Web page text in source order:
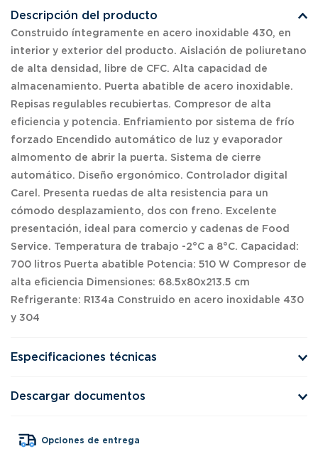
Descripción del producto
Construido íntegramente en acero inoxidable 430, en
interior y exterior del producto. Aislación de poliuretano
de alta densidad, libre de CFC. Alta capacidad de
almacenamiento. Puerta abatible de acero inoxidable.
Repisas regulables recubiertas. Compresor de alta
eficiencia y potencia. Enfriamiento por sistema de frío
forzado Encendido automático de luz y evaporador
almomento de abrir la puerta. Sistema de cierre
automático. Diseño ergonómico. Controlador digital
Carel. Presenta ruedas de alta resistencia para un
cómodo desplazamiento, dos con freno. Excelente
presentación, ideal para comercio y cadenas de Food
Service. Temperatura de trabajo -2°C a 8°C. Capacidad:
700 litros Puerta abatible Potencia: 510 W Compresor de
alta eficiencia Dimensiones: 68.5x80x213.5 cm
Refrigerante: R134a Construido en acero inoxidable 430
y 304
Especificaciones técnicas
Descargar documentos
Opciones de entrega